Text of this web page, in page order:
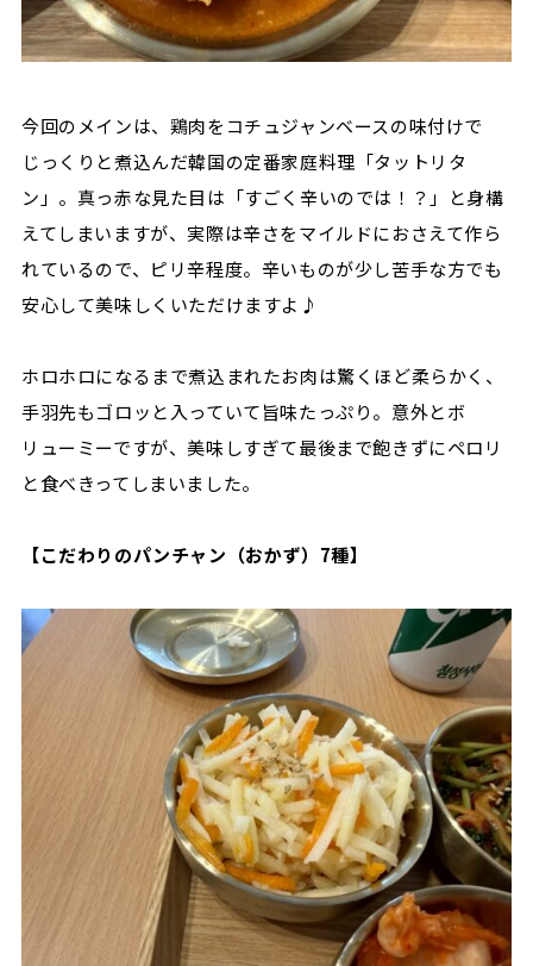
今回のメインは、鶏肉をコチュジャンベースの味付けで
じっくりと煮込んだ韓国の定番家庭料理「タットリタ
ン」。真っ赤な見た目は「すごく辛いのでは！？」と身構
えてしまいますが、実際は辛さをマイルドにおさえて作ら
れているので、ピリ辛程度。辛いものが少し苦手な方でも
安心して美味しくいただけますよ♪
ホロホロになるまで煮込まれたお肉は驚くほど柔らかく、
手羽先もゴロッと入っていて旨味たっぷり。意外とボ
リューミーですが、美味しすぎて最後まで飽きずにペロリ
と食べきってしまいました。
【こだわりのパンチャン（おかず）7種】